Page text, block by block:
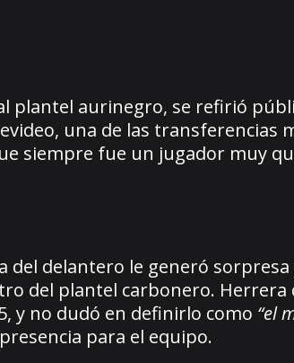
plantel aurinegro, se refirió
una de las transferencias
siempre fue un jugador muy
del delantero le generó
del plantel carbonero.
y no dudó en definirlo como “el
para el equipo.